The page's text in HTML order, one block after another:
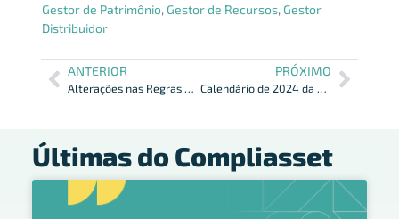
Gestor de Patrimônio, Gestor de Recursos, Gestor
Distribuidor
ANTERIOR
Alterações nas Regras de Comunicação de Incidentes de Segurança do Pix
PRÓXIMO
Calendário de 2024 da CVM foi publicado
Últimas do Compliasset